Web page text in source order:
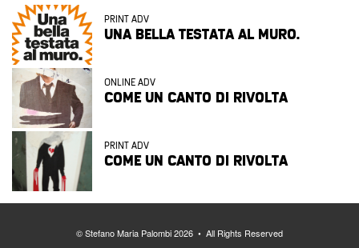
PRINT ADV
UNA BELLA TESTATA AL MURO.
ONLINE ADV
COME UN CANTO DI RIVOLTA
PRINT ADV
COME UN CANTO DI RIVOLTA
© Stefano Maria Palombi 2026 • All Rights Reserved